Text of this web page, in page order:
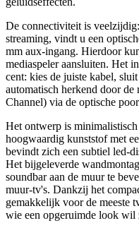
De connectiviteit is
streaming, vindt u een
mm aux-ingang. Hierdoor
mediaspeler aansluiten. Het
cent: kies de juiste kabel,
automatisch herkend door
Channel) via de optische
Het ontwerp is
hoogwaardig kunststof met
bevindt zich een subtiel led-
Het bijgeleverde
soundbar aan de muur te
muur-tv's. Dankzij het
gemakkelijk voor de meeste
wie een opgeruimde look wil